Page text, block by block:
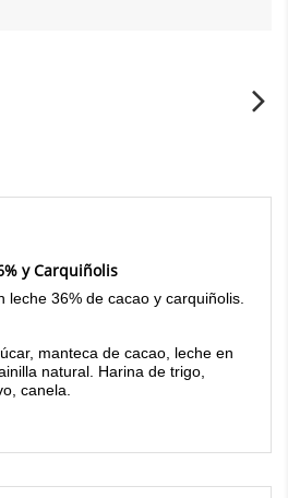
y Carquiñolis
leche 36% de cacao y carquiñolis.
manteca de cacao, leche en
natural. Harina de trigo,
canela.